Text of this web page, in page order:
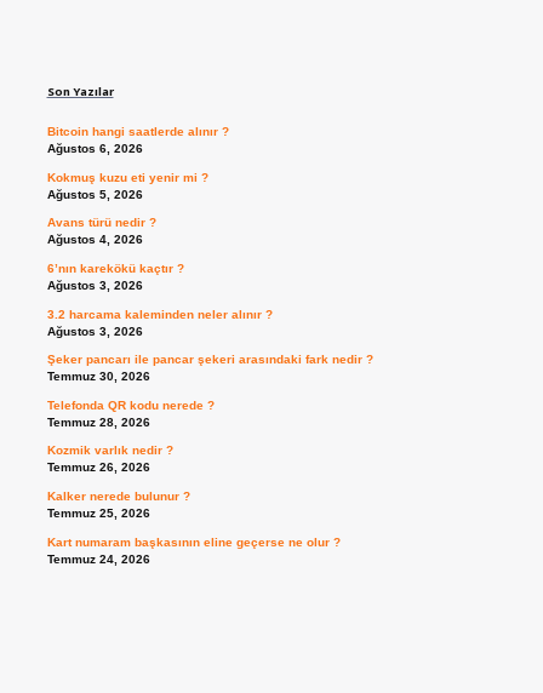
Son Yazılar
Bitcoin hangi saatlerde alınır ?
Ağustos 6, 2026
Kokmuş kuzu eti yenir mi ?
Ağustos 5, 2026
Avans türü nedir ?
Ağustos 4, 2026
6’nın karekökü kaçtır ?
Ağustos 3, 2026
3.2 harcama kaleminden neler alınır ?
Ağustos 3, 2026
Şeker pancarı ile pancar şekeri arasındaki fark nedir ?
Temmuz 30, 2026
Telefonda QR kodu nerede ?
Temmuz 28, 2026
Kozmik varlık nedir ?
Temmuz 26, 2026
Kalker nerede bulunur ?
Temmuz 25, 2026
Kart numaram başkasının eline geçerse ne olur ?
Temmuz 24, 2026